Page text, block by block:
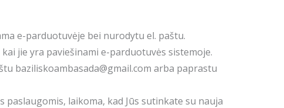
e-parduotuvėje bei nurodytu el. paštu.
jie yra paviešinami e-parduotuvės sistemoje.
baziliskoambasada@gmail.com arba paprastu
laikoma, kad Jūs sutinkate su nauja